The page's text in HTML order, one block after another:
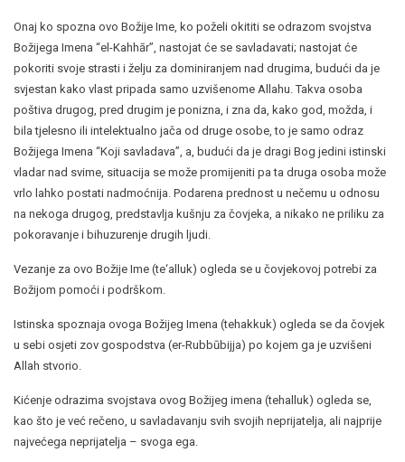
Onaj ko spozna ovo Božije Ime, ko poželi okititi se odrazom svojstva
Božijega Imena “el-Kahhār”, nastojat će se savladavati; nastojat će
pokoriti svoje strasti i želju za dominiranjem nad drugima, budući da je
svjestan kako vlast pripada samo uzvišenome Allahu. Takva osoba
poštiva drugog, pred drugim je ponizna, i zna da, kako god, možda, i
bila tjelesno ili intelektualno jača od druge osobe, to je samo odraz
Božijega Imena “Koji savladava”, a, budući da je dragi Bog jedini istinski
vladar nad svime, situacija se može promijeniti pa ta druga osoba može
vrlo lahko postati nadmoćnija. Podarena prednost u nečemu u odnosu
na nekoga drugog, predstavlja kušnju za čovjeka, a nikako ne priliku za
pokoravanje i bihuzurenje drugih ljudi.
Vezanje za ovo Božije Ime (te‘alluk) ogleda se u čovjekovoj potrebi za
Božijom pomoći i podrškom.
Istinska spoznaja ovoga Božijeg Imena (tehakkuk) ogleda se da čovjek
u sebi osjeti zov gospodstva (er-Rubbūbijja) po kojem ga je uzvišeni
Allah stvorio.
Kićenje odrazima svojstava ovog Božijeg imena (tehalluk) ogleda se,
kao što je već rečeno, u savladavanju svih svojih neprijatelja, ali najprije
najvećega neprijatelja – svoga ega.